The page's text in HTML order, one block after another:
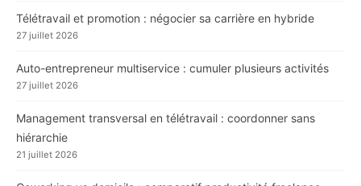
Télétravail et promotion : négocier sa carrière en hybride
27 juillet 2026
Auto-entrepreneur multiservice : cumuler plusieurs activités
27 juillet 2026
Management transversal en télétravail : coordonner sans
hiérarchie
21 juillet 2026